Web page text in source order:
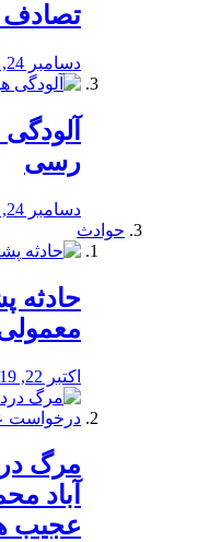
تصادف
دسامبر 24, 2019
رسی
دسامبر 24, 2019
حوادث
️حادثه
اکتبر 22, 2019
مرگ
آباد
عجیب